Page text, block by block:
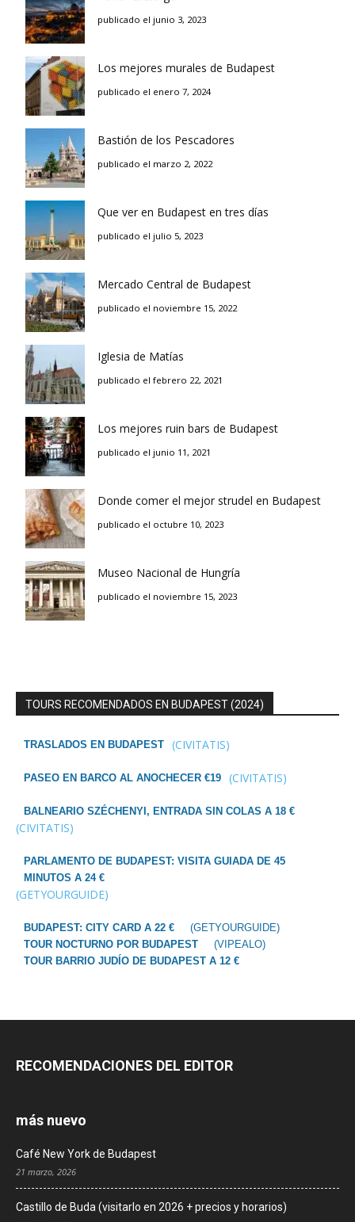
publicado el junio 3, 2023
Los mejores murales de Budapest
publicado el enero 7, 2024
Bastión de los Pescadores
publicado el marzo 2, 2022
Que ver en Budapest en tres días
publicado el julio 5, 2023
Mercado Central de Budapest
publicado el noviembre 15, 2022
Iglesia de Matías
publicado el febrero 22, 2021
Los mejores ruin bars de Budapest
publicado el junio 11, 2021
Donde comer el mejor strudel en Budapest
publicado el octubre 10, 2023
Museo Nacional de Hungría
publicado el noviembre 15, 2023
TOURS RECOMENDADOS EN BUDAPEST (2024)
TRASLADOS EN BUDAPEST (CIVITATIS)
PASEO EN BARCO AL ANOCHECER €19 (CIVITATIS)
BALNEARIO SZÉCHENYI, ENTRADA SIN COLAS A 18 €
(CIVITATIS)
PARLAMENTO DE BUDAPEST: VISITA GUIADA DE 45
MINUTOS A 24 €
(GETYOURGUIDE)
BUDAPEST: CITY CARD A 22 €
(GETYOURGUIDE)
TOUR NOCTURNO POR BUDAPEST
(VIPEALO)
TOUR BARRIO JUDÍO DE BUDAPEST A 12 €
RECOMENDACIONES DEL EDITOR
más nuevo
Café New York de Budapest
21 marzo, 2026
Castillo de Buda (visitarlo en 2026 + precios y horarios)